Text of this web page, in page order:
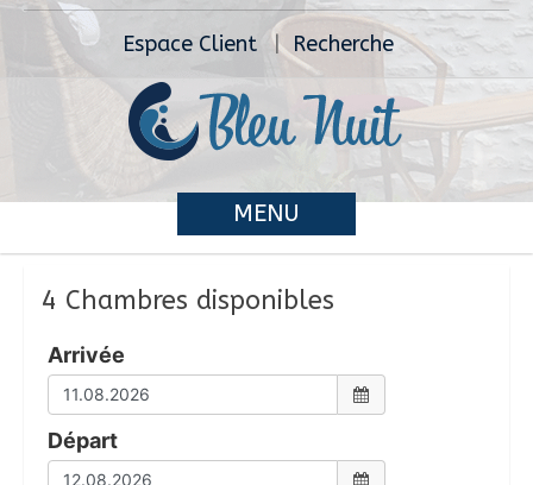
Espace Client Recherche
MENU
4 Chambres disponibles
Arrivée
Départ